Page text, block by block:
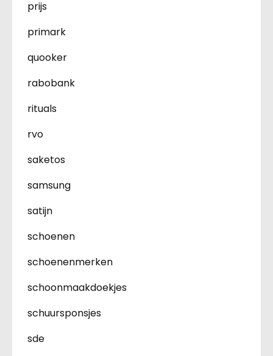
prijs
primark
quooker
rabobank
rituals
rvo
saketos
samsung
satijn
schoenen
schoenenmerken
schoonmaakdoekjes
schuursponsjes
sde